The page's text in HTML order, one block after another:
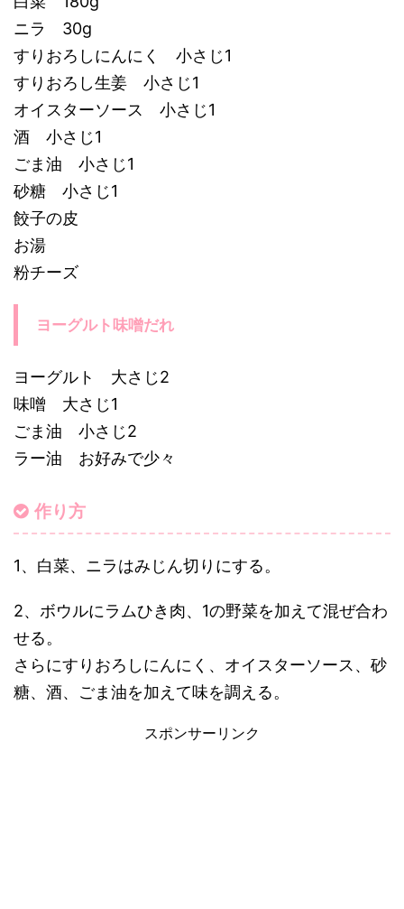
ニラ 30g
すりおろしにんにく 小さじ1
すりおろし生姜 小さじ1
オイスターソース 小さじ1
酒 小さじ1
ごま油 小さじ1
砂糖 小さじ1
餃子の皮
お湯
粉チーズ
ヨーグルト味噌だれ
ヨーグルト 大さじ2
味噌 大さじ1
ごま油 小さじ2
ラー油 お好みで少々
作り方
1、白菜、ニラはみじん切りにする。
2、ボウルにラムひき肉、1の野菜を加えて混ぜ合わ
せる。
さらにすりおろしにんにく、オイスターソース、砂
糖、酒、ごま油を加えて味を調える。
スポンサーリンク